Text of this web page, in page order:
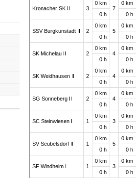
Kronacher SK II 3
0 km
7
0 km
0 h
0 h
SSV Burgkunstadt II 2
0 km
5
0 km
0 h
0 h
SK Michelau II 2
0 km
4
0 km
0 h
0 h
SK Weidhausen II 2
0 km
4
0 km
0 h
0 h
SG Sonneberg II 2
0 km
4
0 km
0 h
0 h
SC Steinwiesen I 1
0 km
3
0 km
0 h
0 h
SV Seubelsdorf II 1
0 km
5
0 km
0 h
0 h
SF Windheim I 1
0 km
3
0 km
0 h
0 h